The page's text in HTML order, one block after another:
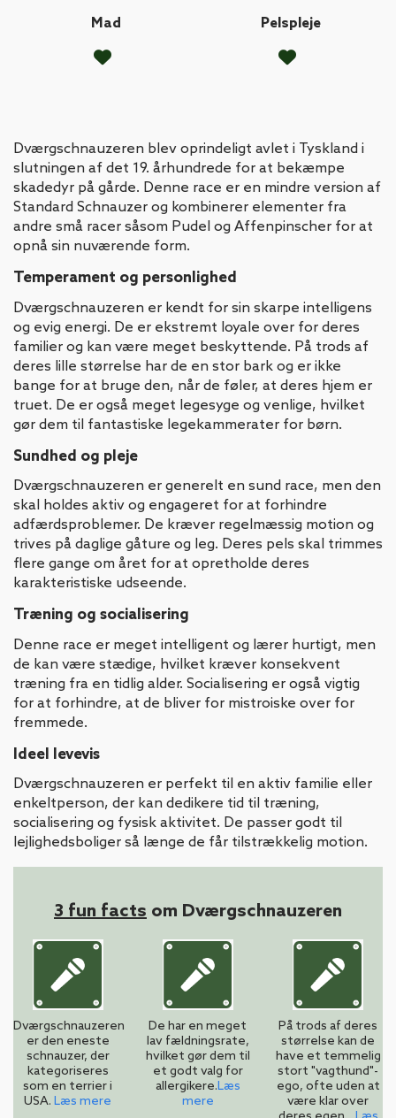
Mad Pelspleje
Dværgschnauzeren blev oprindeligt avlet i Tyskland i
slutningen af det 19. århundrede for at bekæmpe
skadedyr på gårde. Denne race er en mindre version af
Standard Schnauzer og kombinerer elementer fra
andre små racer såsom Pudel og Affenpinscher for at
opnå sin nuværende form.
Temperament og personlighed
Dværgschnauzeren er kendt for sin skarpe intelligens
og evig energi. De er ekstremt loyale over for deres
familier og kan være meget beskyttende. På trods af
deres lille størrelse har de en stor bark og er ikke
bange for at bruge den, når de føler, at deres hjem er
truet. De er også meget legesyge og venlige, hvilket
gør dem til fantastiske legekammerater for børn.
Sundhed og pleje
Dværgschnauzeren er generelt en sund race, men den
skal holdes aktiv og engageret for at forhindre
adfærdsproblemer. De kræver regelmæssig motion og
trives på daglige gåture og leg. Deres pels skal trimmes
flere gange om året for at opretholde deres
karakteristiske udseende.
Træning og socialisering
Denne race er meget intelligent og lærer hurtigt, men
de kan være stædige, hvilket kræver konsekvent
træning fra en tidlig alder. Socialisering er også vigtig
for at forhindre, at de bliver for mistroiske over for
fremmede.
Ideel levevis
Dværgschnauzeren er perfekt til en aktiv familie eller
enkeltperson, der kan dedikere tid til træning,
socialisering og fysisk aktivitet. De passer godt til
lejlighedsboliger så længe de får tilstrækkelig motion.
3 fun facts om Dværgschnauzeren
Dværgschnauzeren
er den eneste
schnauzer, der
kategoriseres
som en terrier i
USA. Læs mere
De har en meget
lav fældningsrate,
hvilket gør dem til
et godt valg for
allergikere.Læs
mere
På trods af deres
størrelse kan de
have et temmelig
stort "vagthund"-
ego, ofte uden at
være klar over